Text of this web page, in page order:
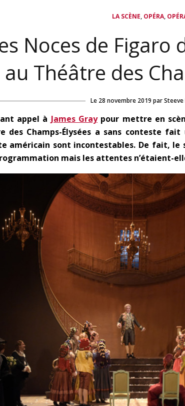
LA SCÈNE, OPÉRA,
Noces de Figaro
au Théâtre des
Le 28 novembre 2019 par
appel à James Graypour mettre en
des Champs-Élysées a sans conteste
américain sont incontestables. De fait, le
mais les attentes n’étaient-